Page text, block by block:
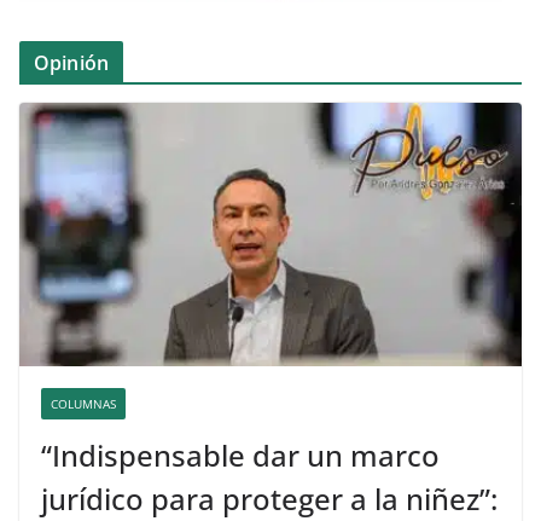
Opinión
COLUMNAS
“Indispensable dar un marco
jurídico para proteger a la niñez”: